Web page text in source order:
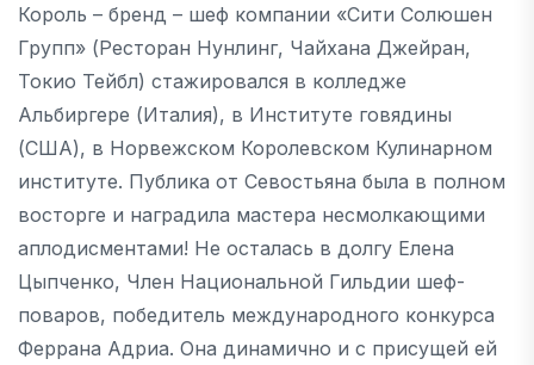
Король – бренд – шеф компании «Сити Солюшен
Групп» (Ресторан Нунлинг, Чайхана Джейран,
Токио Тейбл) стажировался в колледже
Альбиргере (Италия), в Институте говядины
(США), в Норвежском Королевском Кулинарном
институте. Публика от Севостьяна была в полном
восторге и наградила мастера несмолкающими
аплодисментами! Не осталась в долгу Елена
Цыпченко, Член Национальной Гильдии шеф-
поваров, победитель международного конкурса
Феррана Адриа. Она динамично и с присущей ей